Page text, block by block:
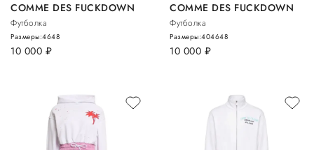
COMME DES FUCKDOWN
Футболка
10 000 руб.
Размеры:4648
COMME DES FUCKDOWN
Футболка
10 000 руб.
Размеры:404648